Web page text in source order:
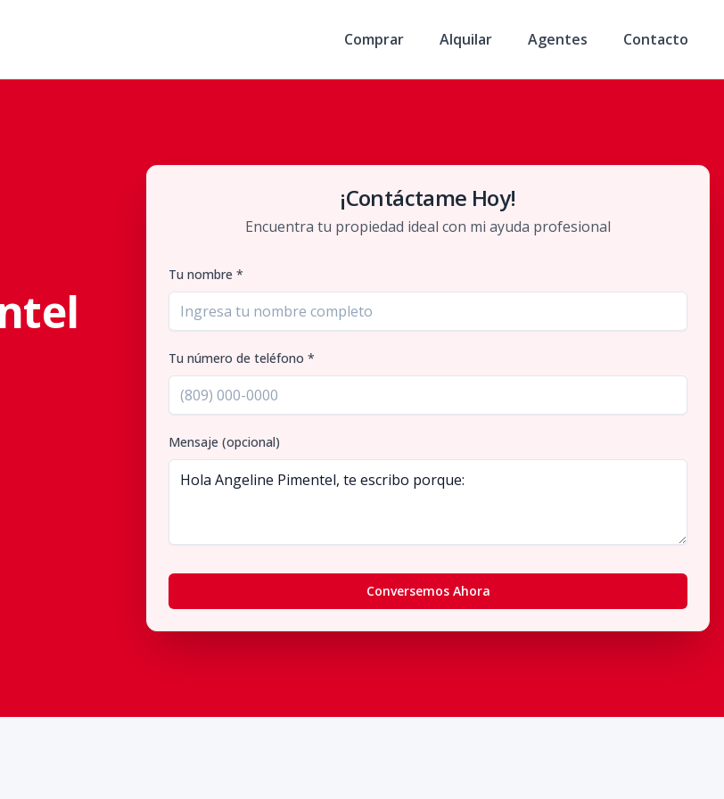
Comprar Alquilar Agentes Contacto
¡Contáctame Hoy!
Encuentra tu propiedad ideal con mi ayuda profesional
Tu nombre *
Tu número de teléfono *
Mensaje (opcional)
Conversemos Ahora